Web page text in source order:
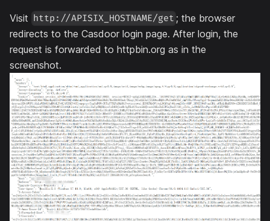
Visit http://APISIX_HOSTNAME/get ; the browser
redirects to the Casdoor login page. After login, the
request is forwarded to httpbin.org as in the
screenshot.